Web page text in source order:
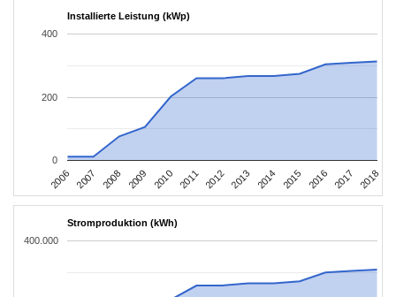
Installierte Leistung (kWp)
2006 2007 2008 2009 2010 2011 2012 2013 2014 2015 2016 2017 2018
0
200
400
Stromproduktion (kWh)
400.000